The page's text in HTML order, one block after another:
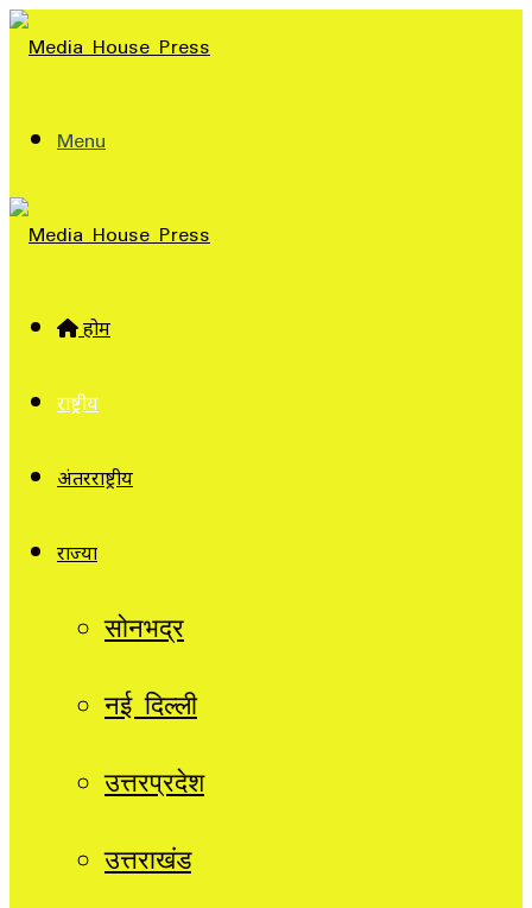
Menu
होम
राष्ट्रीय
अंतरराष्ट्रीय
राज्यों
सोनभद्र
नई दिल्ली
उत्तरप्रदेश
उत्तराखंड